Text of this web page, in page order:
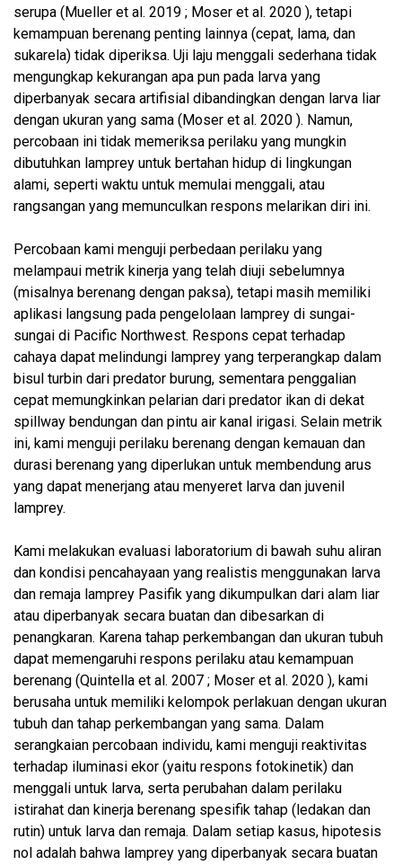
serupa (Mueller et al. 2019 ; Moser et al. 2020 ), tetapi
kemampuan berenang penting lainnya (cepat, lama, dan
sukarela) tidak diperiksa. Uji laju menggali sederhana tidak
mengungkap kekurangan apa pun pada larva yang
diperbanyak secara artifisial dibandingkan dengan larva liar
dengan ukuran yang sama (Moser et al. 2020 ). Namun,
percobaan ini tidak memeriksa perilaku yang mungkin
dibutuhkan lamprey untuk bertahan hidup di lingkungan
alami, seperti waktu untuk memulai menggali, atau
rangsangan yang memunculkan respons melarikan diri ini.
Percobaan kami menguji perbedaan perilaku yang
melampaui metrik kinerja yang telah diuji sebelumnya
(misalnya berenang dengan paksa), tetapi masih memiliki
aplikasi langsung pada pengelolaan lamprey di sungai-
sungai di Pacific Northwest. Respons cepat terhadap
cahaya dapat melindungi lamprey yang terperangkap dalam
bisul turbin dari predator burung, sementara penggalian
cepat memungkinkan pelarian dari predator ikan di dekat
spillway bendungan dan pintu air kanal irigasi. Selain metrik
ini, kami menguji perilaku berenang dengan kemauan dan
durasi berenang yang diperlukan untuk membendung arus
yang dapat menerjang atau menyeret larva dan juvenil
lamprey.
Kami melakukan evaluasi laboratorium di bawah suhu aliran
dan kondisi pencahayaan yang realistis menggunakan larva
dan remaja lamprey Pasifik yang dikumpulkan dari alam liar
atau diperbanyak secara buatan dan dibesarkan di
penangkaran. Karena tahap perkembangan dan ukuran tubuh
dapat memengaruhi respons perilaku atau kemampuan
berenang (Quintella et al. 2007 ; Moser et al. 2020 ), kami
berusaha untuk memiliki kelompok perlakuan dengan ukuran
tubuh dan tahap perkembangan yang sama. Dalam
serangkaian percobaan individu, kami menguji reaktivitas
terhadap iluminasi ekor (yaitu respons fotokinetik) dan
menggali untuk larva, serta perubahan dalam perilaku
istirahat dan kinerja berenang spesifik tahap (ledakan dan
rutin) untuk larva dan remaja. Dalam setiap kasus, hipotesis
nol adalah bahwa lamprey yang diperbanyak secara buatan